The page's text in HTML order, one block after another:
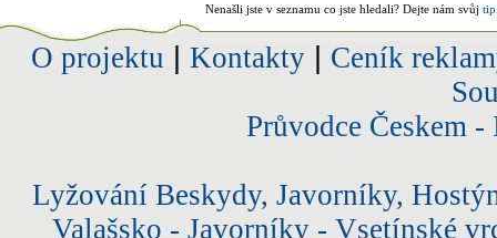
Nenašli jste v seznamu co jste hledali? Dejte nám svůj tip
O projektu Kontakty| Ceník
Průvodce Českem
Lyžování Beskydy, Javorníky,
Valašsko - Javorníky - Vsetínské